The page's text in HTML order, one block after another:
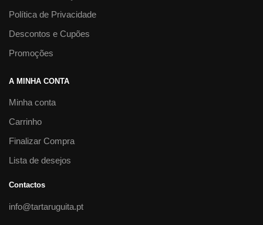
Política de Privacidade
Descontos e Cupões
Promoções
A MINHA CONTA
Minha conta
Carrinho
Finalizar Compra
Lista de desejos
Contactos
info@tartaruguita.pt